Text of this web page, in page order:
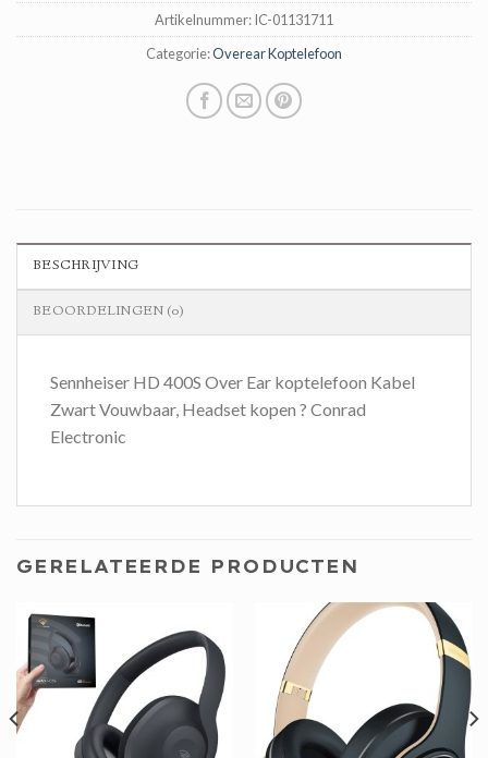
Artikelnummer:IC-01131711
Categorie:Overear Koptelefoon
BESCHRIJVING
BEOORDELINGEN (0)
Sennheiser HD 400S Over Ear koptelefoon Kabel
Zwart Vouwbaar, Headset kopen ? Conrad
Electronic
GERELATEERDE PRODUCTEN